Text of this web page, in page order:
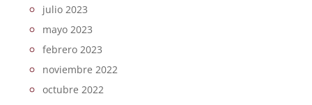
julio 2023
mayo 2023
febrero 2023
noviembre 2022
octubre 2022